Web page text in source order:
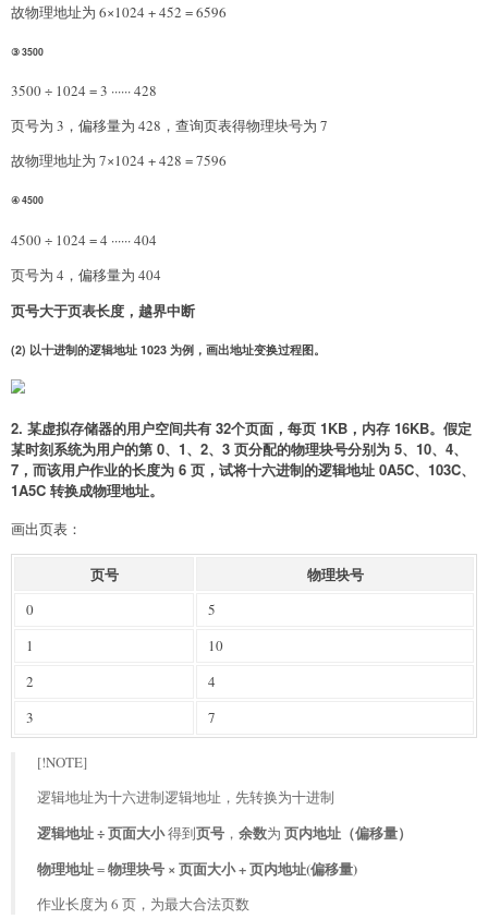
故物理地址为 6×1024 + 452 = 6596
③ 3500
3500 ÷ 1024 = 3 ······ 428
页号为 3，偏移量为 428，查询页表得物理块号为 7
故物理地址为 7×1024 + 428 = 7596
④ 4500
4500 ÷ 1024 = 4 ······ 404
页号为 4，偏移量为 404
页号大于页表长度，越界中断
(2) 以十进制的逻辑地址 1023 为例，画出地址变换过程图。
2. 某虚拟存储器的用户空间共有 32个页面，每页 1KB，内存 16KB。假定
某时刻系统为用户的第 0、1、2、3 页分配的物理块号分别为 5、10、4、
7，而该用户作业的长度为 6 页，试将十六进制的逻辑地址 0A5C、103C、
1A5C 转换成物理地址。
画出页表：
页号 物理块号
0
5
1
10
2
4
3
7
[!NOTE]
逻辑地址为十六进制逻辑地址，先转换为十进制
逻辑地址 ÷ 页面大小得到页号， 余数为 页内地址（偏移量）
物理地址=物理块号 × 页面大小 + 页内地址(偏移量)
作业长度为 6 页，为最大合法页数